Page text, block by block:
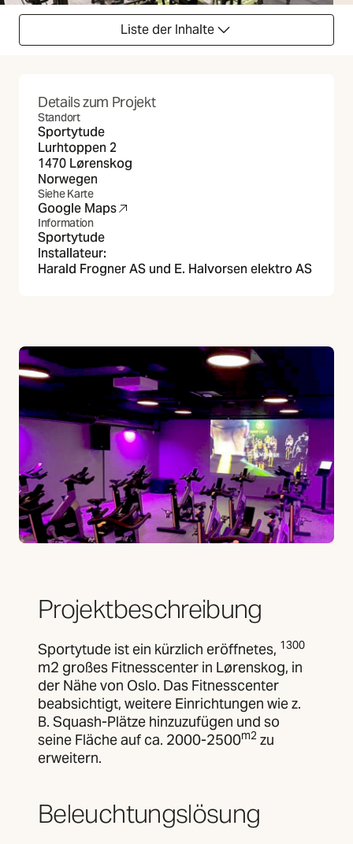
Liste der Inhalte
Details zum Projekt
Standort
Sportytude
Lurhtoppen 2
1470 Lørenskog
Norwegen
Siehe Karte
Google Maps
(Öffnet in neuer Registerkarte)
Information
Sportytude
Installateur:
Harald Frogner AS und E. Halvorsen elektro AS
Projektbeschreibung
Sportytude ist ein kürzlich eröffnetes, 1300
m2 großes Fitnesscenter in Lørenskog, in
der Nähe von Oslo. Das Fitnesscenter
beabsichtigt, weitere Einrichtungen wie z.
B. Squash-Plätze hinzuzufügen und so
seine Fläche auf ca. 2000-2500m2 zu
erweitern.
Beleuchtungslösung